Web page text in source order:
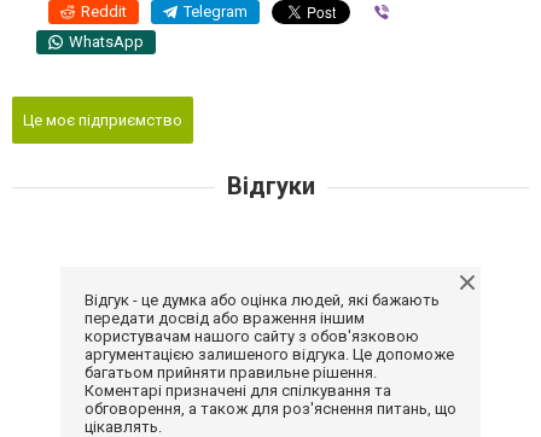
Reddit Telegram
WhatsApp
Це моє підприємство
Відгуки
Відгук - це думка або оцінка людей, які бажають
передати досвід або враження іншим
користувачам нашого сайту з обов'язковою
аргументацією залишеного відгука. Це допоможе
багатьом прийняти правильне рішення.
Коментарі призначені для спілкування та
обговорення, а також для роз'яснення питань, що
цікавлять.